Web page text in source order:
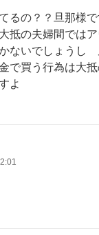
るの？？旦那様
抵の夫婦間では
ないでしょうし
で買う行為は大
よ